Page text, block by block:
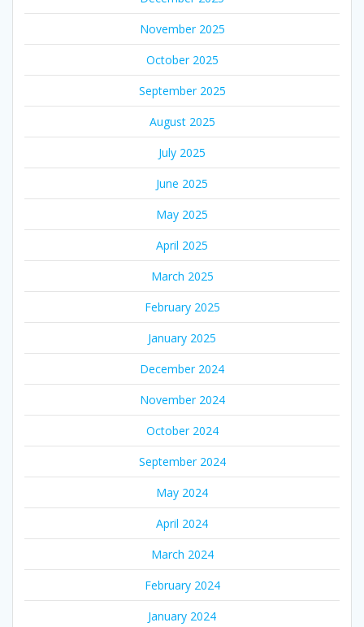
November 2025
October 2025
September 2025
August 2025
July 2025
June 2025
May 2025
April 2025
March 2025
February 2025
January 2025
December 2024
November 2024
October 2024
September 2024
May 2024
April 2024
March 2024
February 2024
January 2024